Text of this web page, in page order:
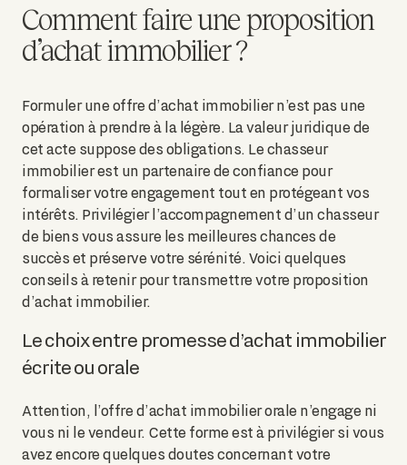
Comment faire une proposition
d’achat immobilier ?
Formuler une offre d’achat immobilier n’est pas une
opération à prendre à la légère. La valeur juridique de
cet acte suppose des obligations. Le chasseur
immobilier est un partenaire de confiance pour
formaliser votre engagement tout en protégeant vos
intérêts. Privilégier l’accompagnement d’un chasseur
de biens vous assure les meilleures chances de
succès et préserve votre sérénité. Voici quelques
conseils à retenir pour transmettre votre proposition
d’achat immobilier.
Le choix entre promesse d’achat immobilier
écrite ou orale
Attention, l’offre d’achat immobilier orale n’engage ni
vous ni le vendeur. Cette forme est à privilégier si vous
avez encore quelques doutes concernant votre